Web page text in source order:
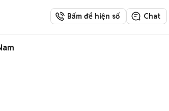
Bấm để hiện số Chat